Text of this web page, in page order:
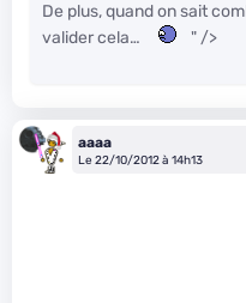
De plus, quand on sait
valider cela…
" />
aaaa
Le 22/10/2012 à 14h13